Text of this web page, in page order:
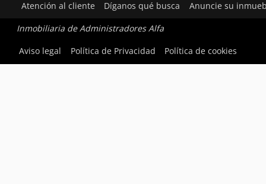
Atención al cliente Díganos qué busca Anuncie su
Inmobiliaria de Administradores Alfa
Aviso legal
Política de Privacidad Política de cookies